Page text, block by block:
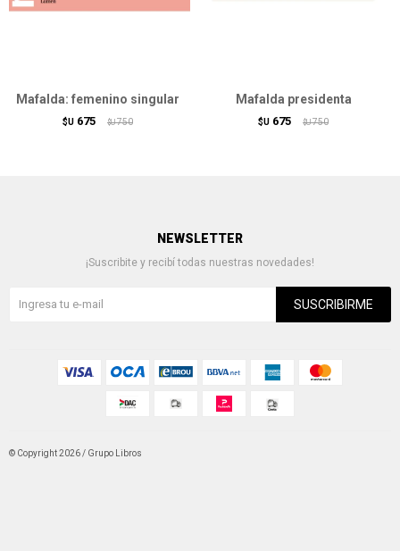
Mafalda: femenino singular
$U 675 $U 750
Mafalda presidenta
$U 675 $U 750
NEWSLETTER
¡Suscribite y recibí todas nuestras novedades!
SUSCRIBIRME
© Copyright 2026 / Grupo Libros